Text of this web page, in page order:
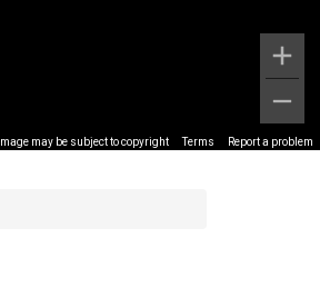
Image may be subject to copyright Terms Report a problem